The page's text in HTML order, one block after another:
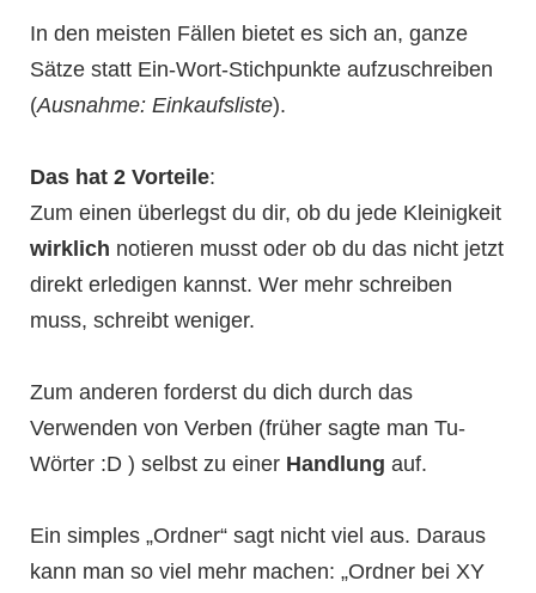
In den meisten Fällen bietet es sich an, ganze
Sätze statt Ein-Wort-Stichpunkte aufzuschreiben
(Ausnahme: Einkaufsliste).
Das hat 2 Vorteile:
Zum einen überlegst du dir, ob du jede Kleinigkeit
wirklich notieren musst oder ob du das nicht jetzt
direkt erledigen kannst. Wer mehr schreiben
muss, schreibt weniger.
Zum anderen forderst du dich durch das
Verwenden von Verben (früher sagte man Tu-
Wörter :D ) selbst zu einer Handlung auf.
Ein simples „Ordner“ sagt nicht viel aus. Daraus
kann man so viel mehr machen: „Ordner bei XY